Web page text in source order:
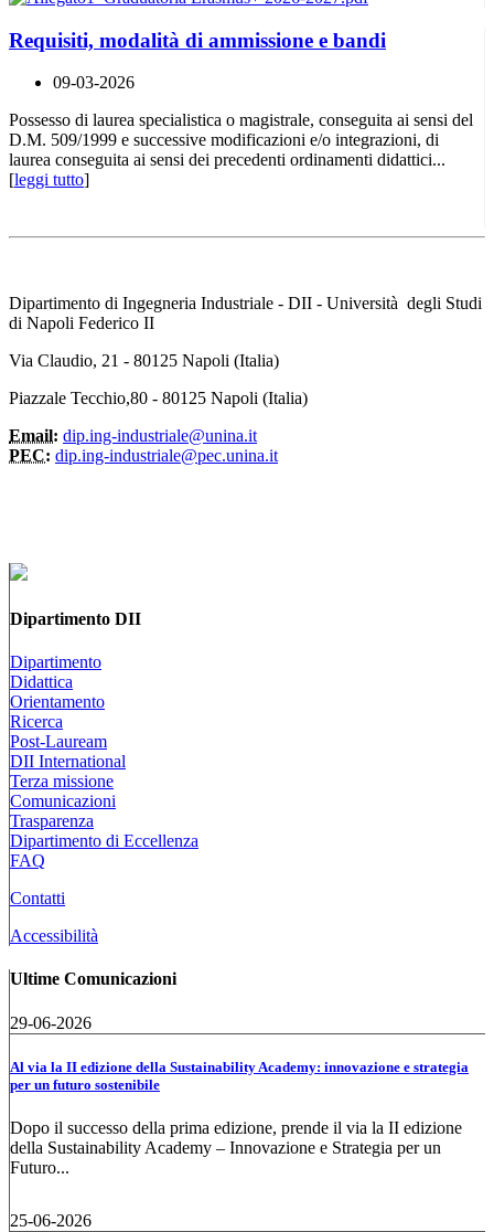
Requisiti, modalità di ammissione e bandi
09-03-2026
Possesso di laurea specialistica o magistrale, conseguita ai sensi del
D.M. 509/1999 e successive modificazioni e/o integrazioni, di
laurea conseguita ai sensi dei precedenti ordinamenti didattici...
[leggi tutto]
Dipartimento di Ingegneria Industriale - DII - Università degli Studi
di Napoli Federico II
Via Claudio, 21 - 80125 Napoli (Italia)
Piazzale Tecchio,80 - 80125 Napoli (Italia)
Email: dip.ing-industriale@unina.it
PEC: dip.ing-industriale@pec.unina.it
Dipartimento DII
Dipartimento
Didattica
Orientamento
Ricerca
Post-Lauream
DII International
Terza missione
Comunicazioni
Trasparenza
Dipartimento di Eccellenza
FAQ
Contatti
Accessibilità
Ultime Comunicazioni
29-06-2026
Al via la II edizione della Sustainability Academy: innovazione e strategia
per un futuro sostenibile
Dopo il successo della prima edizione, prende il via la II edizione
della Sustainability Academy – Innovazione e Strategia per un
Futuro...
25-06-2026